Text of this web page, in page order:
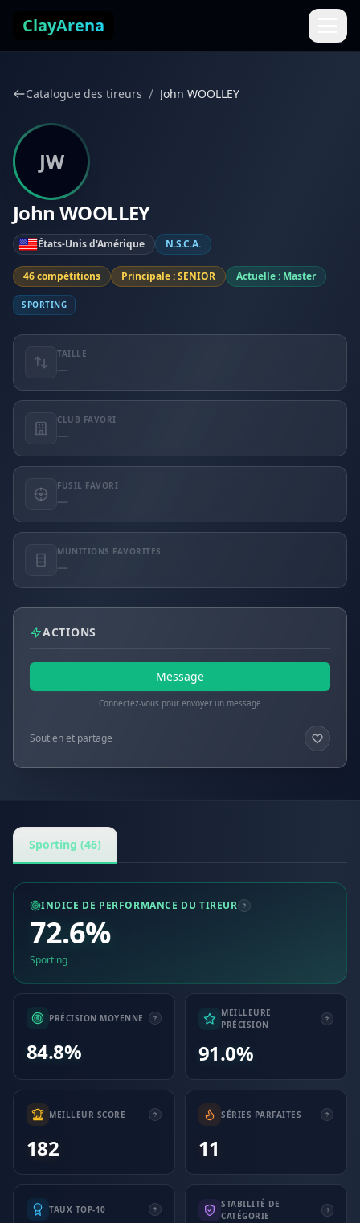
ClayArena
Catalogue des tireurs / John WOOLLEY
JW
John WOOLLEY
États-Unis d'Amérique N.S.C.A.
46 compétitions Principale : SENIOR Actuelle : Master
SPORTING
TAILLE
—
CLUB FAVORI
—
FUSIL FAVORI
—
MUNITIONS FAVORITES
—
ACTIONS
Message
Connectez-vous pour envoyer un message
Soutien et partage
Sporting (46)
INDICE DE PERFORMANCE DU TIREUR
72.6%
Sporting
PRÉCISION MOYENNE
84.8%
MEILLEURE
PRÉCISION
91.0%
MEILLEUR SCORE
182
SÉRIES PARFAITES
11
TAUX TOP-10
STABILITÉ DE
CATÉGORIE